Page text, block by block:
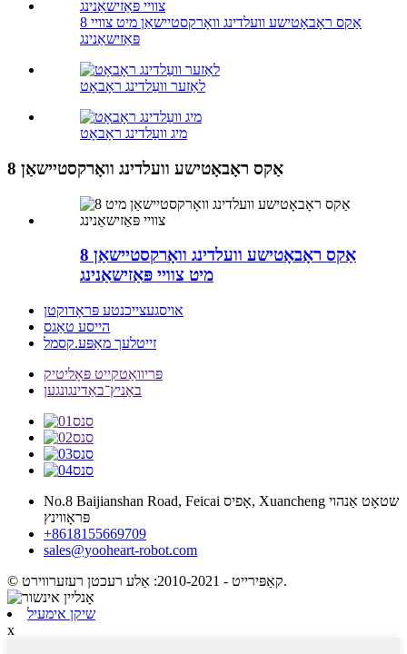
8 אַקס ראָבאָטישע וועלדינג וואָרקסטיישאַן מיט צוויי
פּאַזישאַנינג
לאַזער וועַלדינג ראָבאָט
מיג וועַלדינג ראָבאָט
8 אַקס ראָבאָטישע וועלדינג וואָרקסטיישאַן
8 אַקס ראָבאָטישע וועלדינג וואָרקסטיישאַן
מיט צוויי פּאַזישאַנינג
אויסגעצייכנטע פּראָדוקטן
הייסע טאַגס
זייטלעך מאַפּע.קסמל
פּריוואַטקייט פּאָליטיק
באַניץ־באַדינגונגען
No.8 Baijianshan Road, Feicai אָפיס, Xuancheng שטאָט אַנהוי
פּראָווינץ
+8618155669709
sales@yooheart-robot.com
© קאַפּירייט - 2010-2021: אַלע רעכטן רעזערווירט.
שיקן אימעיל
x